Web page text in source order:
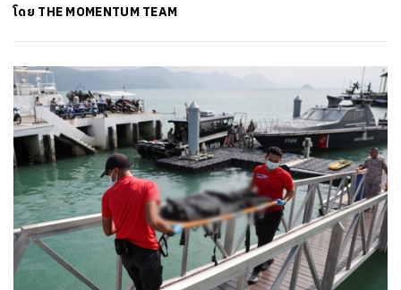
โดย THE MOMENTUM TEAM